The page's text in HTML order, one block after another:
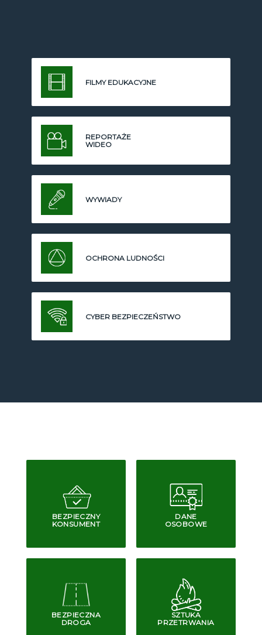
FILMY EDUKACYJNE
REPORTAŻE
WIDEO
WYWIADY
OCHRONA LUDNOŚCI
CYBER BEZPIECZEŃSTWO
BEZPIECZNY
KONSUMENT
DANE
OSOBOWE
BEZPIECZNA
DROGA
SZTUKA
PRZETRWANIA